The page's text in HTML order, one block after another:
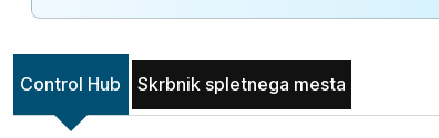
Control Hub Skrbnik spletnega mesta